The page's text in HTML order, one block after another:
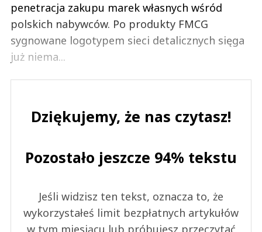
penetracja zakupu marek własnych wśród
polskich nabywców. Po produkty FMCG
sygnowane logotypem sieci detalicznych sięga
już niema...
Dziękujemy, że nas czytasz!
Pozostało jeszcze 94% tekstu
Jeśli widzisz ten tekst, oznacza to, że
wykorzystałeś limit bezpłatnych artykułów